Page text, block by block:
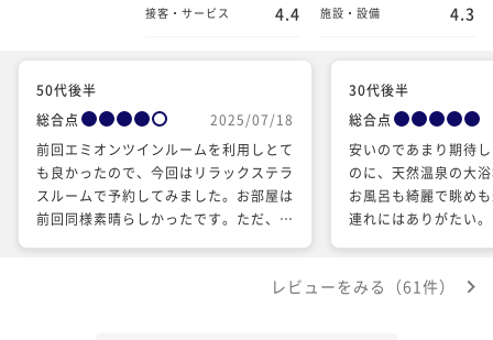
接客・サービス 4.4 施設・設備 4.3
50代後半
総合点
2025/07/18
前回エミオンツインルームを利用しとて
も良かったので、今回はリラックステラ
スルームで予約してみました。お部屋は
前回同様素晴らしかったです。ただ、前
くて利用できませんでした。一緒に泊ま
30代後半
総合点
安いのであまり期待
のに、天然温泉の大
お風呂も綺麗で眺め
連れにはありがたい
レビューをみる（61件）